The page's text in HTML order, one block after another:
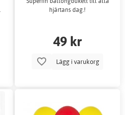
hjärtans dag.!
49 kr
Lägg i varukorg